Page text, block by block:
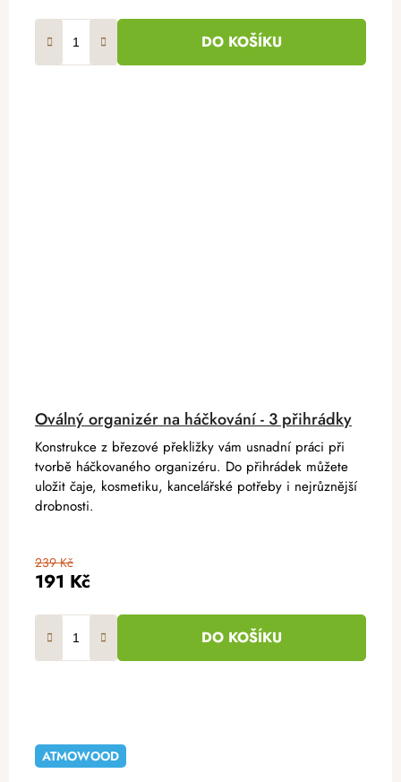
DO KOŠÍKU
Oválný organizér na háčkování - 3 přihrádky
191 Kč
239 Kč
DO KOŠÍKU
Konstrukce z březové překližky vám usnadní práci při
tvorbě háčkovaného organizéru. Do přihrádek můžete
uložit čaje, kosmetiku, kancelářské potřeby i nejrůznější
drobnosti.
ATMOWOOD